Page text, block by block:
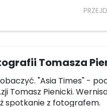
Tomasza
"Asia Times" -
Tomasz Pienicki.
spotkanie z fotografem.